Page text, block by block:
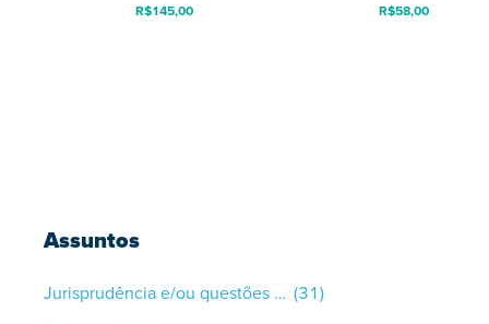
Assuntos
Jurisprudência e/ou questões gerais (31)
R$145,00 R$58,00